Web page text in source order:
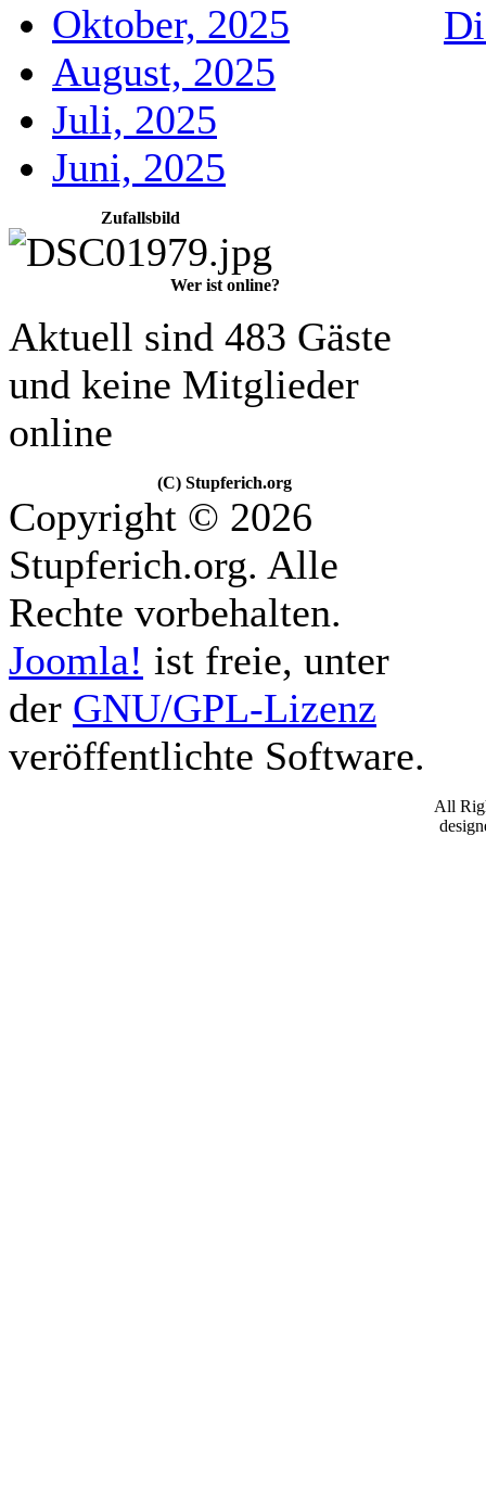
Oktober, 2025
August, 2025
Juli, 2025
Juni, 2025
Zufallsbild
Wer ist online?
Aktuell sind 483 Gäste
und keine Mitglieder
online
(C) Stupferich.org
Copyright © 2026
Stupferich.org. Alle
Rechte vorbehalten.
Joomla! ist freie, unter
der GNU/GPL-Lizenz
veröffentlichte Software.
All